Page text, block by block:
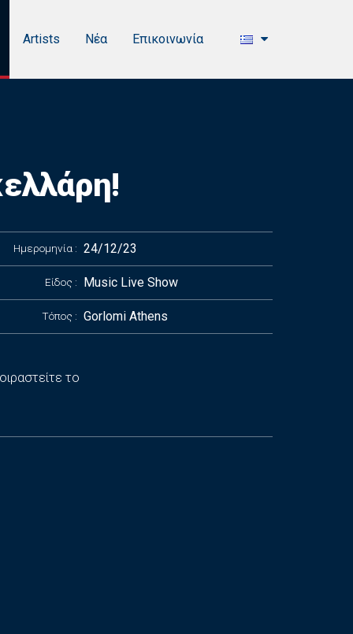
Artists Νέα Επικοινωνία
Ημερομηνία 24/12/23
Είδος Music Live Show
Τόπος Gorlomi Athens
το